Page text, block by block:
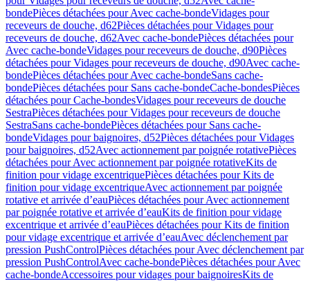
bondePièces détachées pour Avec cache-bondeVidages pour
receveurs de douche, d62Pièces détachées pour Vidages pour
receveurs de douche, d62Avec cache-bondePièces détachées pour
Avec cache-bondeVidages pour receveurs de douche, d90Pièces
détachées pour Vidages pour receveurs de douche, d90Avec cache-
bondePièces détachées pour Avec cache-bondeSans cache-
bondePièces détachées pour Sans cache-bondeCache-bondesPièces
détachées pour Cache-bondesVidages pour receveurs de douche
SestraPièces détachées pour Vidages pour receveurs de douche
SestraSans cache-bondePièces détachées pour Sans cache-
bondeVidages pour baignoires, d52Pièces détachées pour Vidages
pour baignoires, d52Avec actionnement par poignée rotativePièces
détachées pour Avec actionnement par poignée rotativeKits de
finition pour vidage excentriquePièces détachées pour Kits de
finition pour vidage excentriqueAvec actionnement par poignée
rotative et arrivée d’eauPièces détachées pour Avec actionnement
par poignée rotative et arrivée d’eauKits de finition pour vidage
excentrique et arrivée d’eauPièces détachées pour Kits de finition
pour vidage excentrique et arrivée d’eauAvec déclenchement par
pression PushControlPièces détachées pour Avec déclenchement par
pression PushControlAvec cache-bondePièces détachées pour Avec
cache-bondeAccessoires pour vidages pour baignoiresKits de